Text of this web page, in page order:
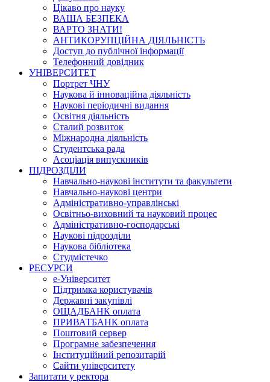
Цікаво про науку
ВАША БЕЗПЕКА
ВАРТО ЗНАТИ!
АНТИКОРУПЦІЙНА ДІЯЛЬНІСТЬ
Доступ до публічної інформації
Телефонний довідник
УНІВЕРСИТЕТ
Портрет ЧНУ
Наукова й інноваційна діяльність
Наукові періодичні видання
Освітня діяльність
Сталий розвиток
Міжнародна діяльність
Студентська рада
Асоціація випускників
ПІДРОЗДІЛИ
Навчально-наукові інститути та факультети
Навчально-наукові центри
Адміністративно-управлінські
Освітньо-виховний та науковий процес
Адміністративно-господарські
Наукові підрозділи
Наукова бібліотека
Студмістечко
РЕСУРСИ
е-Університет
Підтримка користувачів
Державні закупівлі
ОЩАДБАНК оплата
ПРИВАТБАНК оплата
Поштовий сервер
Програмне забезпечення
Інституційний репозитарій
Сайти університету
Запитати у ректора